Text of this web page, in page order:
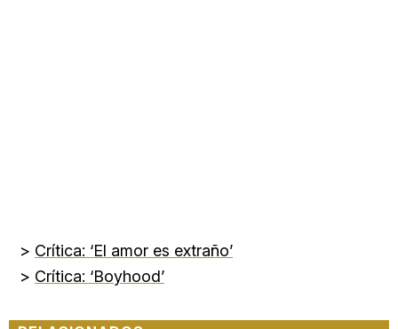
> Crítica: ‘El amor es extraño’
> Crítica: ‘Boyhood’